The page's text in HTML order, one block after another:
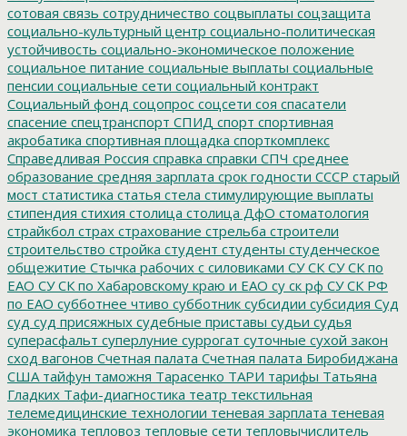
сотовая связь сотрудничество соцвыплаты соцзащита
социально-культурный центр социально-политическая
устойчивость социально-экономическое положение
социальное питание социальные выплаты социальные
пенсии социальные сети социальный контракт
Социальный фонд соцопрос соцсети соя спасатели
спасение спецтранспорт СПИД спорт спортивная
акробатика спортивная площадка спорткомплекс
Справедливая Россия справка справки СПЧ среднее
образование средняя зарплата срок годности СССР старый
мост статистика статья стела стимулирующие выплаты
стипендия стихия столица столица ДфО стоматология
страйкбол страх страхование стрельба строители
строительство стройка студент студенты студенческое
общежитие Стычка рабочих с силовиками СУ СК СУ СК по
ЕАО СУ СК по Хабаровскому краю и ЕАО су ск рф СУ СК РФ
по ЕАО субботнее чтиво субботник субсидии субсидия Суд
суд суд присяжных судебные приставы судьи судья
суперасфальт суперлуние суррогат суточные сухой закон
сход вагонов Счетная палата Счетная палата Биробиджана
США тайфун таможня Тарасенко ТАРИ тарифы Татьяна
Гладких Тафи-диагностика театр текстильная
телемедицинские технологии теневая зарплата теневая
экономика тепловоз тепловые сети тепловычислитель